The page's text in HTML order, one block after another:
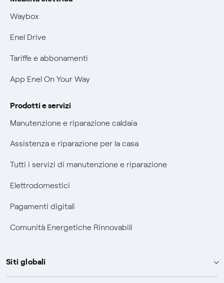
Mobilità Elettrica
Phishing e truffe online
Verifica chi ti ha chiamato
Agevolazione utenti con disabilità per offerte Fibra
Waybox
Enel Drive
Tariffe e abbonamenti
App Enel On Your Way
Prodotti e servizi
Manutenzione e riparazione caldaia
Assistenza e riparazione per la casa
Tutti i servizi di manutenzione e riparazione
Elettrodomestici
Pagamenti digitali
Comunità Energetiche Rinnovabili
Siti globali